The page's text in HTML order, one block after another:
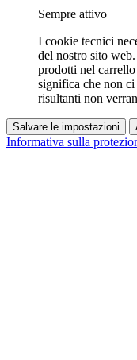
Sempre attivo
I cookie tecnici
del nostro sito
prodotti nel
significa che non ci
risultanti non
Salvare le impostazioni
Informativa sulla